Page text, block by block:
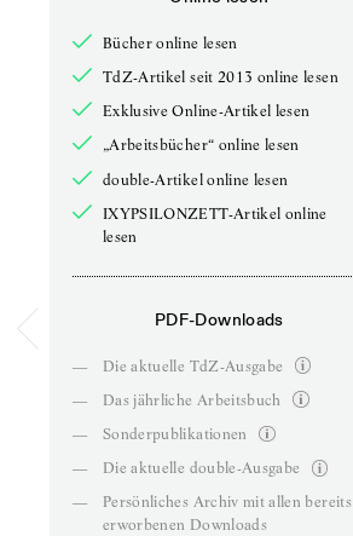
Bücher online lesen
TdZ-Artikel seit 2013 online lesen
Exklusive Online-Artikel lesen
„Arbeitsbücher“ online lesen
double-Artikel online lesen
IXYPSILONZETT-Artikel online
lesen
PDF-Downloads
—
Die aktuelle TdZ-Ausgabe
—
Das jährliche Arbeitsbuch
—
Sonderpublikationen
—
Die aktuelle double-Ausgabe
—
Persönliches Archiv mit allen bereits
erworbenen Downloads